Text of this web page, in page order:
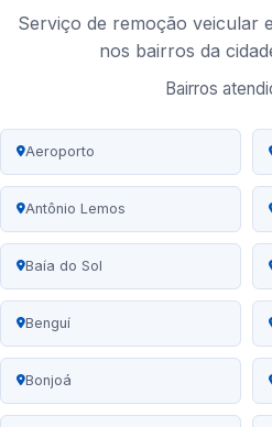
Serviço de remoção veicular
nos bairros da
Bairros
Aeroporto
Antônio Lemos
Baía do Sol
Benguí
Bonjoá